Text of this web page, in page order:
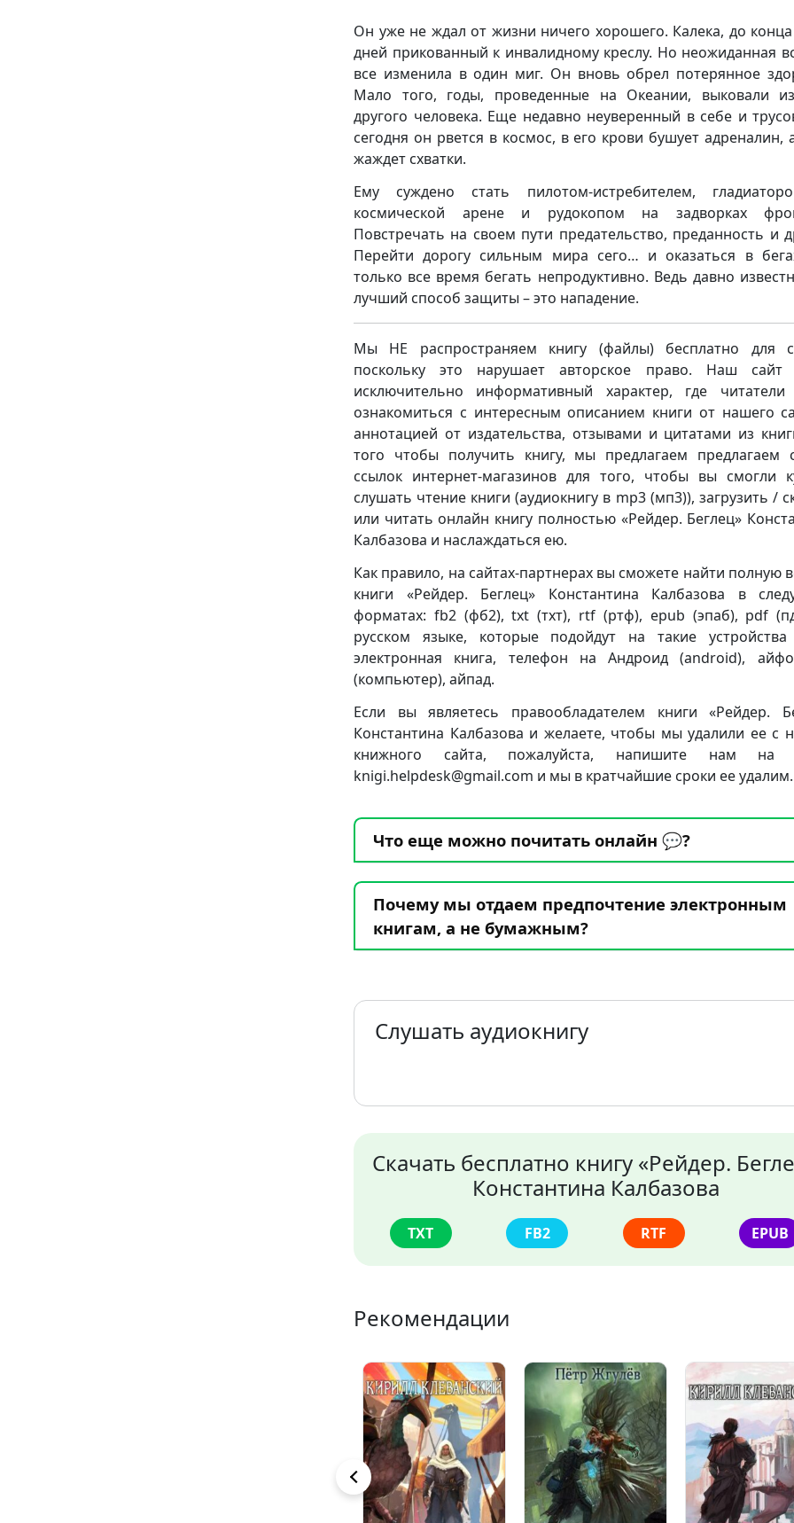
Он уже не ждал от жизни ничего хорошего. Калека, до
дней прикованный к инвалидному креслу. Но неожиданная
все изменила в один миг. Он вновь обрел потерянное
Мало того, годы, проведенные на Океании, выковали
другого человека. Еще недавно неуверенный в себе и
сегодня он рвется в космос, в его крови бушует адреналин,
жаждет схватки.
Ему суждено стать пилотом-истребителем,
космической арене и рудокопом на задворках
Повстречать на своем пути предательство, преданность и
Перейти дорогу сильным мира сего… и оказаться в
только все время бегать непродуктивно. Ведь давно
лучший способ защиты – это нападение.
Мы НЕ распространяем книгу (файлы) бесплатно для
поскольку это нарушает авторское право. Наш сайт
исключительно информативный характер, где читатели
ознакомиться с интересным описанием книги от нашего
аннотацией от издательства, отзывами и цитатами из
того чтобы получить книгу, мы предлагаем предлагаем
ссылок интернет-магазинов для того, чтобы вы смогли
слушать чтение книги (аудиокнигу в mp3 (мп3)), загрузить /
или читать онлайн книгу полностью «Рейдер. Беглец»
Калбазова и наслаждаться ею.
Как правило, на сайтах-партнерах вы сможете найти полную
книги «Рейдер. Беглец» Константина Калбазова в
форматах: fb2 (фб2), txt (тхт), rtf (ртф), epub (эпаб), pdf
русском языке, которые подойдут на такие
электронная книга, телефон на Андроид (android),
(компьютер), айпад.
Если вы являетесь правообладателем книги «Рейдер.
Константина Калбазова и желаете, чтобы мы удалили ее с
книжного сайта, пожалуйста, напишите нам на
knigi.helpdesk@gmail.com и мы в кратчайшие сроки ее удалим.
Что еще можно почитать онлайн 💬?
Почему мы отдаем предпочтение электронным
книгам, а не бумажным?
Слушать аудиокнигу
Скачать бесплатно книгу «Рейдер.
Константина Калбазова
TXT FB2 RTF EPUB
Рекомендации